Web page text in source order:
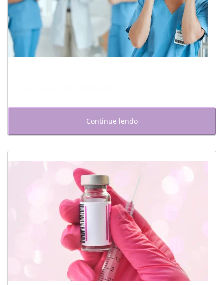
Continue lendo